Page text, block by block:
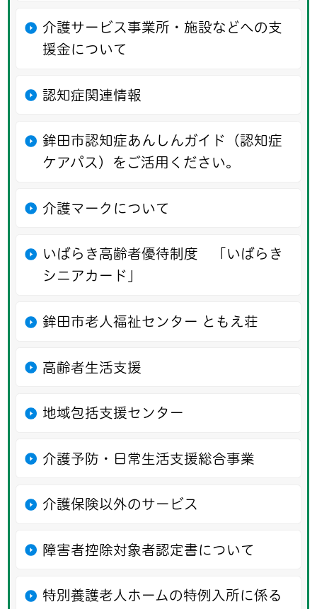
介護サービス事業所・施設などへの支
援金について
認知症関連情報
鉾田市認知症あんしんガイド（認知症
ケアパス）をご活用ください。
介護マークについて
いばらき高齢者優待制度 「いばらき
シニアカード」
鉾田市老人福祉センター ともえ荘
高齢者生活支援
地域包括支援センター
介護予防・日常生活支援総合事業
介護保険以外のサービス
障害者控除対象者認定書について
特別養護老人ホームの特例入所に係る